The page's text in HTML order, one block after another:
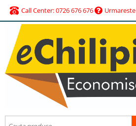
Call Center: 0726 676 676